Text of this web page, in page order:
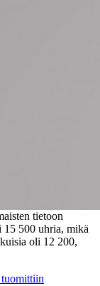
tietoon
15 500 uhria, mikä
oli 12 200,